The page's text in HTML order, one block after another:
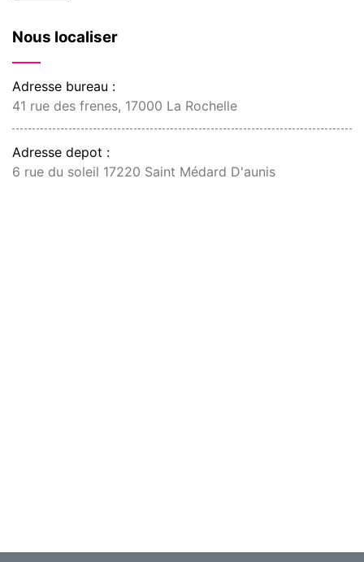
Nous localiser
Adresse bureau :
41 rue des frenes, 17000 La Rochelle
Adresse depot :
6 rue du soleil 17220 Saint Médard D'aunis